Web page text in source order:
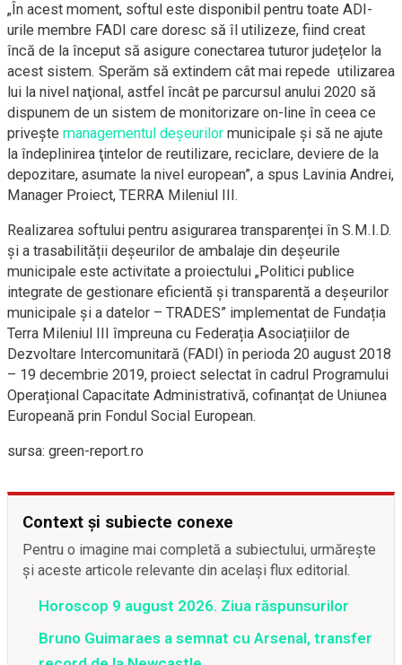
„În acest moment, softul este disponibil pentru toate ADI-
urile membre FADI care doresc să îl utilizeze, fiind creat
încă de la început să asigure conectarea tuturor județelor la
acest sistem. Sperăm să extindem cât mai repede utilizarea
lui la nivel naţional, astfel încât pe parcursul anului 2020 să
dispunem de un sistem de monitorizare on-line în ceea ce
priveşte managementul deşeurilor municipale şi să ne ajute
la îndeplinirea ţintelor de reutilizare, reciclare, deviere de la
depozitare, asumate la nivel european”, a spus Lavinia Andrei,
Manager Proiect, TERRA Mileniul III.
Realizarea softului pentru asigurarea transparenței în S.M.I.D.
și a trasabilității deșeurilor de ambalaje din deșeurile
municipale este activitate a proiectului „Politici publice
integrate de gestionare eficientă și transparentă a deșeurilor
municipale și a datelor – TRADES” implementat de Fundația
Terra Mileniul III împreuna cu Federația Asociațiilor de
Dezvoltare Intercomunitară (FADI) în perioda 20 august 2018
– 19 decembrie 2019, proiect selectat în cadrul Programului
Operațional Capacitate Administrativă, cofinanțat de Uniunea
Europeană prin Fondul Social European.
sursa: green-report.ro
Context și subiecte conexe
Pentru o imagine mai completă a subiectului, urmărește
și aceste articole relevante din același flux editorial.
Horoscop 9 august 2026. Ziua răspunsurilor
Bruno Guimaraes a semnat cu Arsenal, transfer